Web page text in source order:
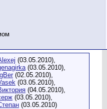
(03.05.2010),
(03.05.2010),
(02.05.2010),
(03.05.2010),
(04.05.2010),
(03.05.2010),
(03.05.2010)